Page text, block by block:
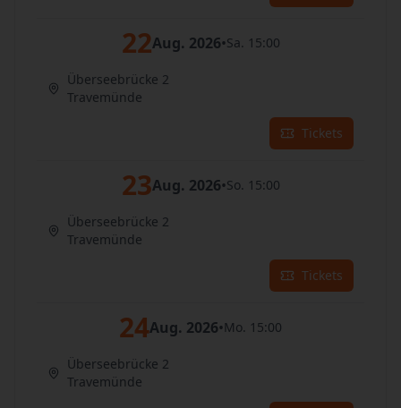
22Aug. 2026•Sa. 15:00
Überseebrücke 2
Travemünde
Tickets
23Aug. 2026•So. 15:00
Überseebrücke 2
Travemünde
Tickets
24Aug. 2026•Mo. 15:00
Überseebrücke 2
Travemünde